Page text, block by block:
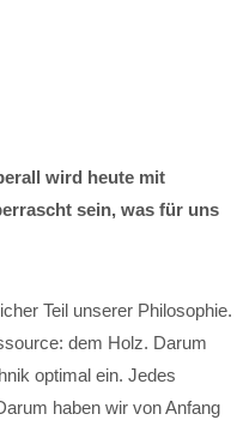
wird heute mit
sein, was für uns
Teil unserer Philosophie.
dem Holz. Darum
optimal ein. Jedes
haben wir von Anfang